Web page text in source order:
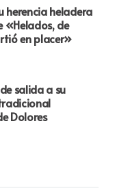
herencia heladera
«Helados, de
en placer»
salida a su
Dolores